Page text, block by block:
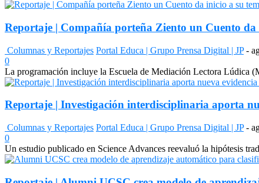
Reportaje | Compañía porteña Ziento un Cuento
Columnas y Reportajes Portal Educa | Grupo Prensa Digital | JP -
0
La programación incluye la Escuela de Mediación Lectora Lúdica
Reportaje | Investigación interdisciplinaria aporta
Columnas y Reportajes Portal Educa | Grupo Prensa Digital | JP -
0
Un estudio publicado en Science Advances reevaluó la hipótesis